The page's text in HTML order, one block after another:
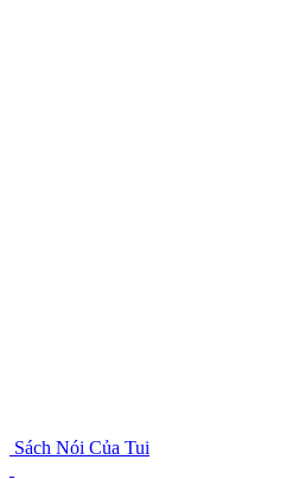
Sách Nói Của Tui